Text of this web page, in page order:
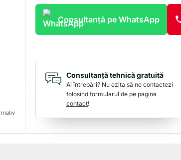
Consultanță pe WhatsApp
Consultanță tehnică gratuită
Ai întrebări? Nu ezita să ne contactezi
folosind formularul de pe pagina
contact!